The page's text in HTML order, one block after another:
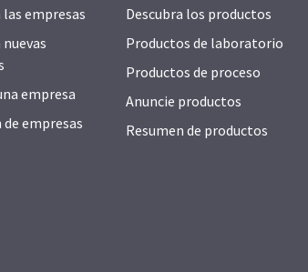
las empresas
empresa
de empresas
Descubra los productos
Productos de laboratorio
Productos de proceso
Anuncie productos
Resumen de productos